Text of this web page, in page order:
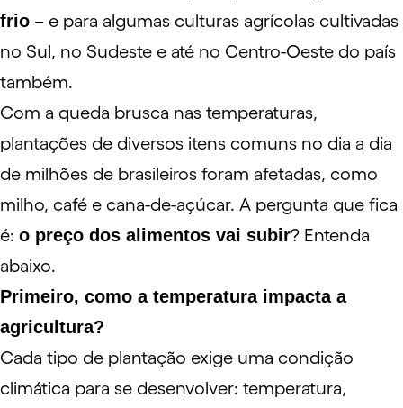
frio – e para algumas culturas agrícolas cultivadas
no Sul, no Sudeste e até no Centro-Oeste do país
também.
Com a queda brusca nas temperaturas,
plantações de diversos itens comuns no dia a dia
de milhões de brasileiros foram afetadas, como
milho, café e cana-de-açúcar. A pergunta que fica
é: o preço dos alimentos vai subir? Entenda
abaixo.
Primeiro, como a temperatura impacta a
agricultura?
Cada tipo de plantação exige uma condição
climática para se desenvolver: temperatura,